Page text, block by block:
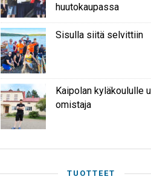
huutokaupassa
Sisulla siitä selvittiin
Kaipolan kyläkoululle
omistaja
TUOTTEET